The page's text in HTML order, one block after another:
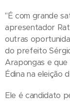
"É com grande
apresentador
outras
do prefeito
Arapongas e
Édina na eleição
Ele é candidato